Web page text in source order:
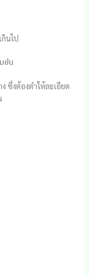
นไป
ข้น
ซึ่งต้องตำให้ละเอียด